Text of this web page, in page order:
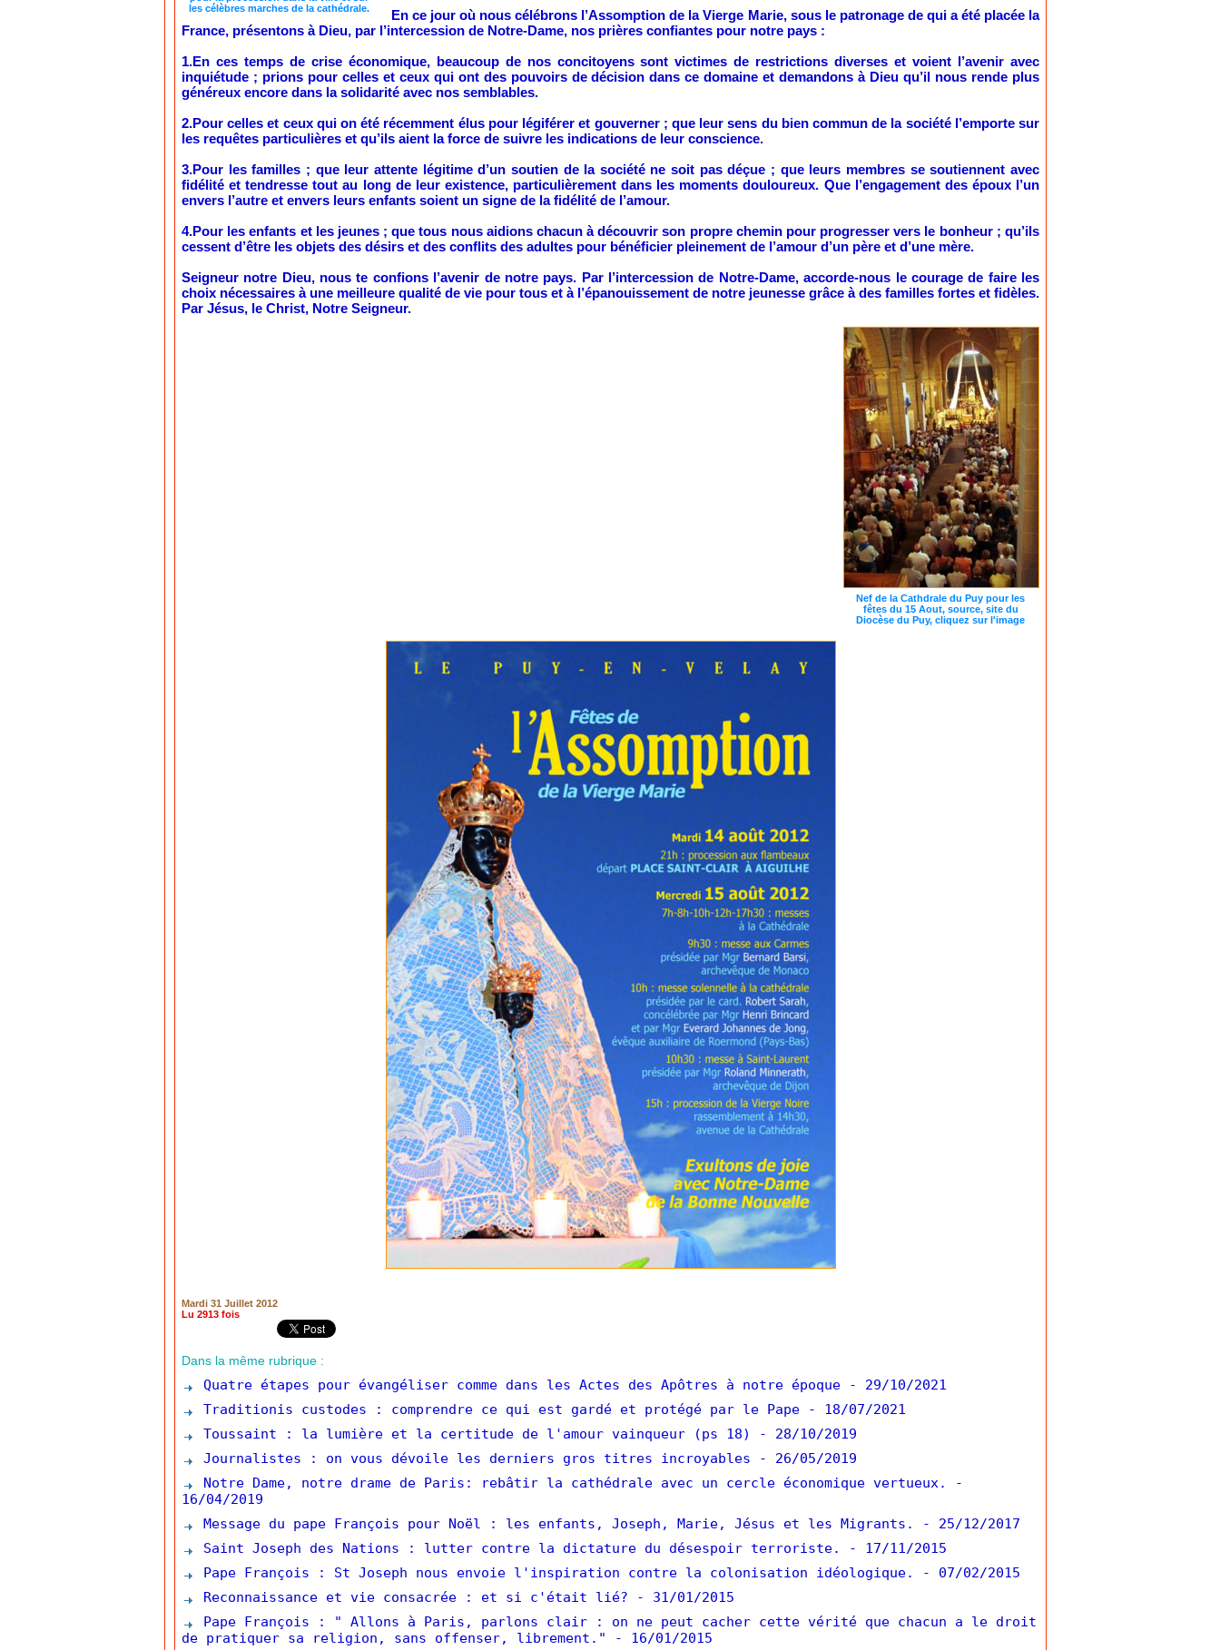
les célèbres marches de la cathédrale.
En ce jour où nous célébrons l’Assomption de la Vierge Marie, sous le patronage de qui a été placée la
France, présentons à Dieu, par l’intercession de Notre-Dame, nos prières confiantes pour notre pays :
1.En ces temps de crise économique, beaucoup de nos concitoyens sont victimes de restrictions diverses et voient l’avenir avec
inquiétude ; prions pour celles et ceux qui ont des pouvoirs de décision dans ce domaine et demandons à Dieu qu’il nous rende plus
généreux encore dans la solidarité avec nos semblables.
2.Pour celles et ceux qui on été récemment élus pour légiférer et gouverner ; que leur sens du bien commun de la société l’emporte sur
les requêtes particulières et qu’ils aient la force de suivre les indications de leur conscience.
3.Pour les familles ; que leur attente légitime d’un soutien de la société ne soit pas déçue ; que leurs membres se soutiennent avec
fidélité et tendresse tout au long de leur existence, particulièrement dans les moments douloureux. Que l’engagement des époux l’un
envers l’autre et envers leurs enfants soient un signe de la fidélité de l’amour.
4.Pour les enfants et les jeunes ; que tous nous aidions chacun à découvrir son propre chemin pour progresser vers le bonheur ; qu’ils
cessent d’être les objets des désirs et des conflits des adultes pour bénéficier pleinement de l’amour d’un père et d’une mère.
Seigneur notre Dieu, nous te confions l’avenir de notre pays. Par l’intercession de Notre-Dame, accorde-nous le courage de faire les
choix nécessaires à une meilleure qualité de vie pour tous et à l’épanouissement de notre jeunesse grâce à des familles fortes et fidèles.
Par Jésus, le Christ, Notre Seigneur.
Nef de la Cathdrale du Puy pour les
fêtes du 15 Aout, source, site du
Diocèse du Puy, cliquez sur l'image
Mardi 31 Juillet 2012
Lu 2913 fois
Dans la même rubrique :
Quatre étapes pour évangéliser comme dans les Actes des Apôtres à notre époque
- 29/10/2021
Traditionis custodes : comprendre ce qui est gardé et protégé par le Pape
- 18/07/2021
Toussaint : la lumière et la certitude de l'amour vainqueur (ps 18)
- 28/10/2019
Journalistes : on vous dévoile les derniers gros titres incroyables
- 26/05/2019
Notre Dame, notre drame de Paris: rebâtir la cathédrale avec un cercle économique vertueux.
-
16/04/2019
Message du pape François pour Noël : les enfants, Joseph, Marie, Jésus et les Migrants.
- 25/12/2017
Saint Joseph des Nations : lutter contre la dictature du désespoir terroriste.
- 17/11/2015
Pape François : St Joseph nous envoie l'inspiration contre la colonisation idéologique.
- 07/02/2015
Reconnaissance et vie consacrée : et si c'était lié?
- 31/01/2015
Pape François : " Allons à Paris, parlons clair : on ne peut cacher cette vérité que chacun a le droit
de pratiquer sa religion, sans offenser, librement."
- 16/01/2015